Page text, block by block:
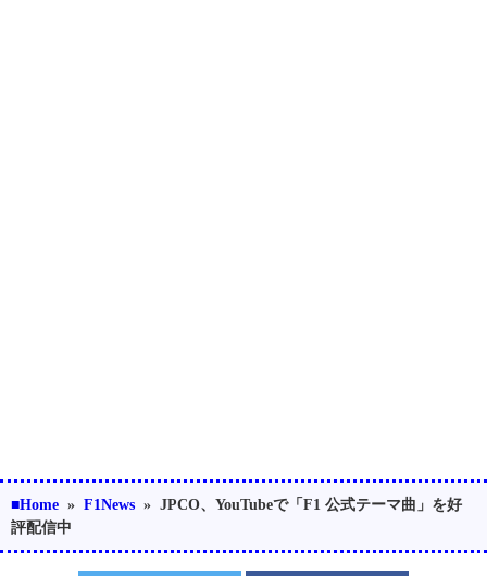
■Home » F1News » JPCO、YouTubeで「F1 公式テーマ曲」を好
評配信中